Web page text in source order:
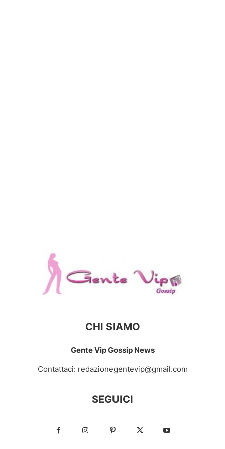
CHI SIAMO
Gente Vip Gossip News
Contattaci: redazionegentevip@gmail.com
SEGUICI